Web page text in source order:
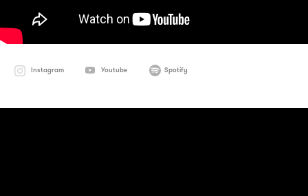
Instagram Youtube Spotify